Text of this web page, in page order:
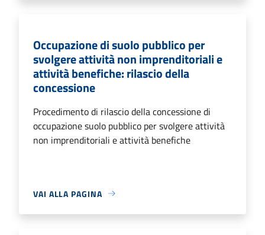
Occupazione di suolo pubblico per
svolgere attività non imprenditoriali e
attività benefiche: rilascio della
concessione
Procedimento di rilascio della concessione di
occupazione suolo pubblico per svolgere attività
non imprenditoriali e attività benefiche
VAI ALLA PAGINA